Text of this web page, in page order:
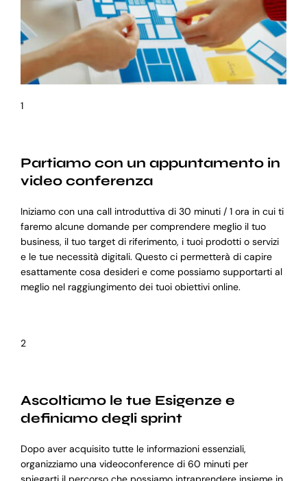
1
Partiamo con un appuntamento in
video conferenza
Iniziamo con una call introduttiva di 30 minuti / 1 ora in cui ti
faremo alcune domande per comprendere meglio il tuo
business, il tuo target di riferimento, i tuoi prodotti o servizi
e le tue necessità digitali. Questo ci permetterà di capire
esattamente cosa desideri e come possiamo supportarti al
meglio nel raggiungimento dei tuoi obiettivi online.
2
Ascoltiamo le tue Esigenze e
definiamo degli sprint
Dopo aver acquisito tutte le informazioni essenziali,
organizziamo una videoconference di 60 minuti per